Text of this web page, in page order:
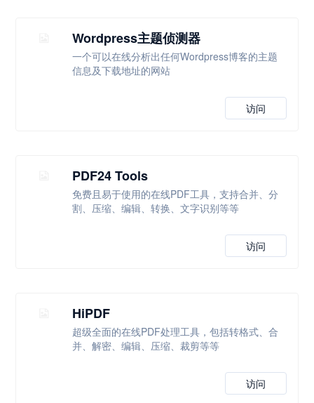
Wordpress主题侦测器
一个可以在线分析出任何Wordpress博客的主题
信息及下载地址的网站
访问
PDF24 Tools
免费且易于使用的在线PDF工具，支持合并、分
割、压缩、编辑、转换、文字识别等等
访问
HiPDF
超级全面的在线PDF处理工具，包括转格式、合
并、解密、编辑、压缩、裁剪等等
访问